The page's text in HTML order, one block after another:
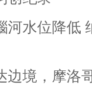
河水位降低
边境，摩洛